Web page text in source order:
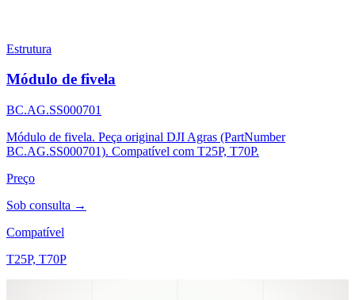
Estrutura
Módulo de fivela
BC.AG.SS000701
Módulo de fivela. Peça original DJI Agras (PartNumber
BC.AG.SS000701). Compatível com T25P, T70P.
Preço
Sob consulta →
Compatível
T25P, T70P